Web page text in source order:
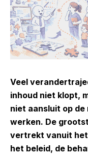
Veel
inhoud niet klopt,
niet aansluit op de
werken. De
vertrekt vanuit
het beleid, de